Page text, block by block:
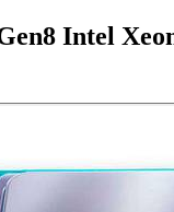
Intel